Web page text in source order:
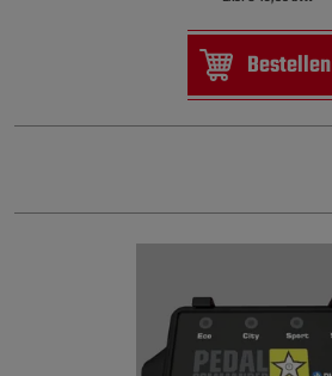
Bestellen